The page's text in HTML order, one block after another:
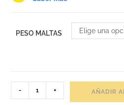
PESO MALTAS Elige una
- + AÑADIR